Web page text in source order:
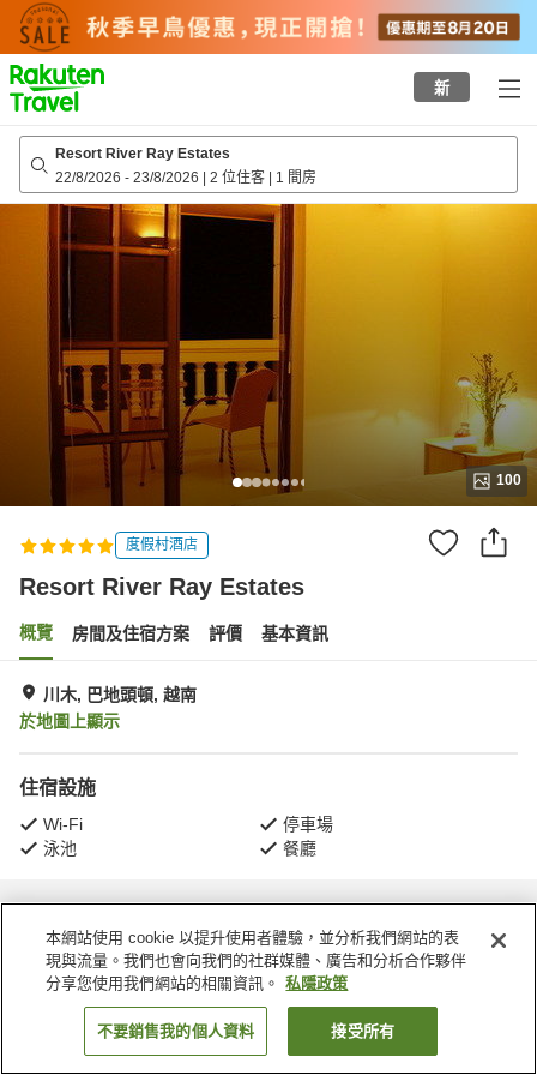
to
top
page
新
Resort River Ray Estates
22/8/2026 - 23/8/2026 | 2 位住客 | 1 間房
100
度假村酒店
Resort River Ray Estates
概覽 房間及住宿方案 評價 基本資訊
川木, 巴地頭頓, 越南
於地圖上顯示
住宿設施
Wi-Fi
停車場
泳池
餐廳
主頁 越南 巴地頭頓 川木 Resort River Ray Estates
找客房
本網站使用 cookie 以提升使用者體驗，並分析我們網站的表
現與流量。我們也會向我們的社群媒體、廣告和分析合作夥伴
分享您使用我們網站的相關資訊。
私隱政策
不要銷售我的個人資料 接受所有